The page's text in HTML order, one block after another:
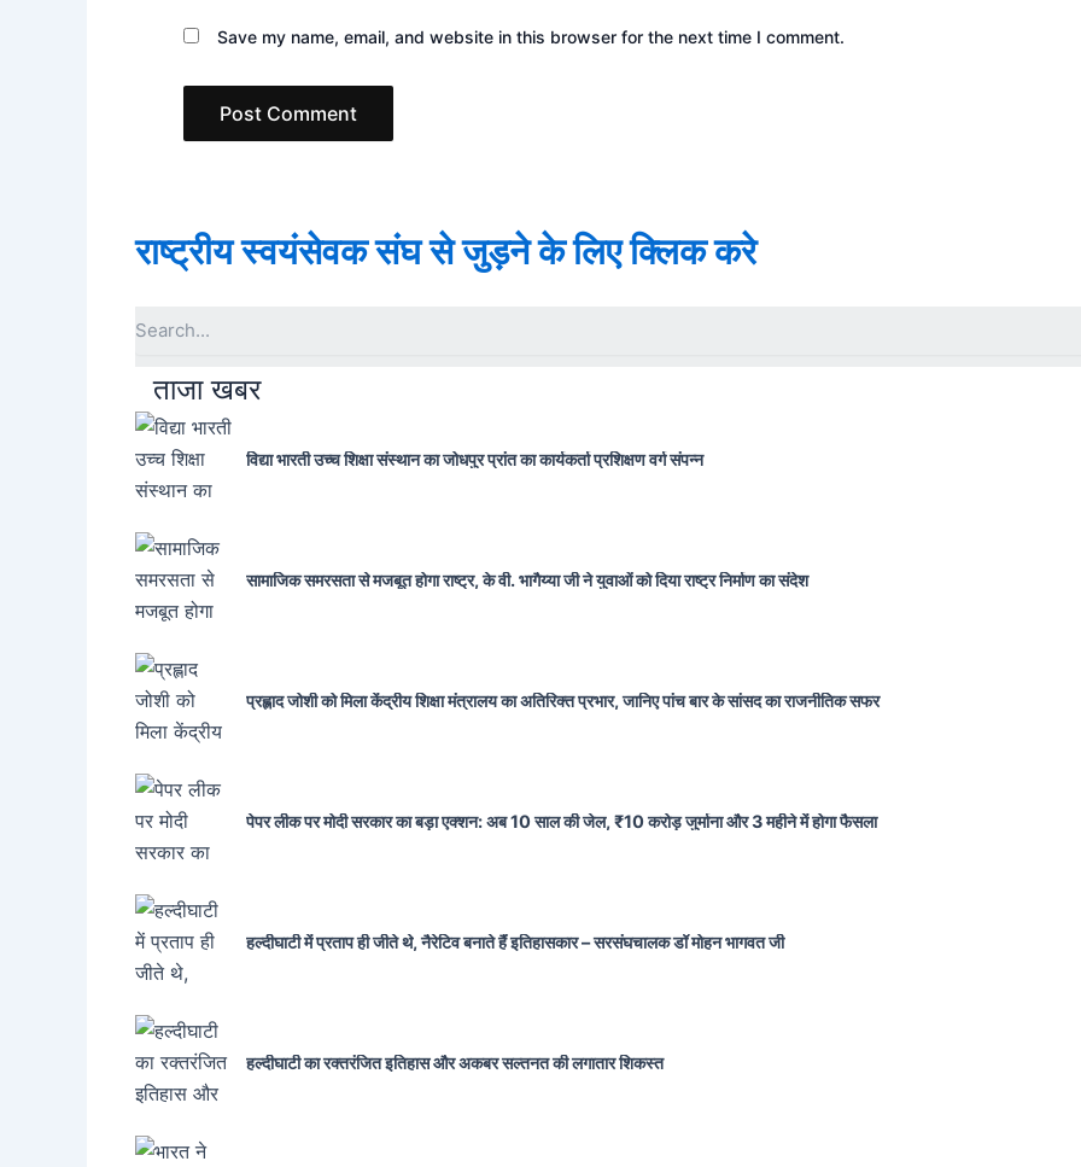
Save my name, email, and website in this browser for the next time I comment.
राष्ट्रीय स्वयंसेवक संघ से जुड़ने के लिए क्लिक करे
ताजा खबर
विद्या भारती उच्च शिक्षा संस्थान का जोधपुर प्रांत का कार्यकर्ता प्रशिक्षण वर्ग संपन्न
सामाजिक समरसता से मजबूत होगा राष्ट्र, के वी. भागैय्या जी ने युवाओं को दिया राष्ट्र निर्माण का संदेश
प्रह्लाद जोशी को मिला केंद्रीय शिक्षा मंत्रालय का अतिरिक्त प्रभार, जानिए पांच बार के सांसद का राजनीतिक सफर
पेपर लीक पर मोदी सरकार का बड़ा एक्शन: अब 10 साल की जेल, ₹10 करोड़ जुर्माना और 3 महीने में होगा फैसला
हल्दीघाटी में प्रताप ही जीते थे, नैरेटिव बनाते हैं इतिहासकार – सरसंघचालक डॉ मोहन भागवत जी
हल्दीघाटी का रक्तरंजित इतिहास और अकबर सल्तनत की लगातार शिकस्त